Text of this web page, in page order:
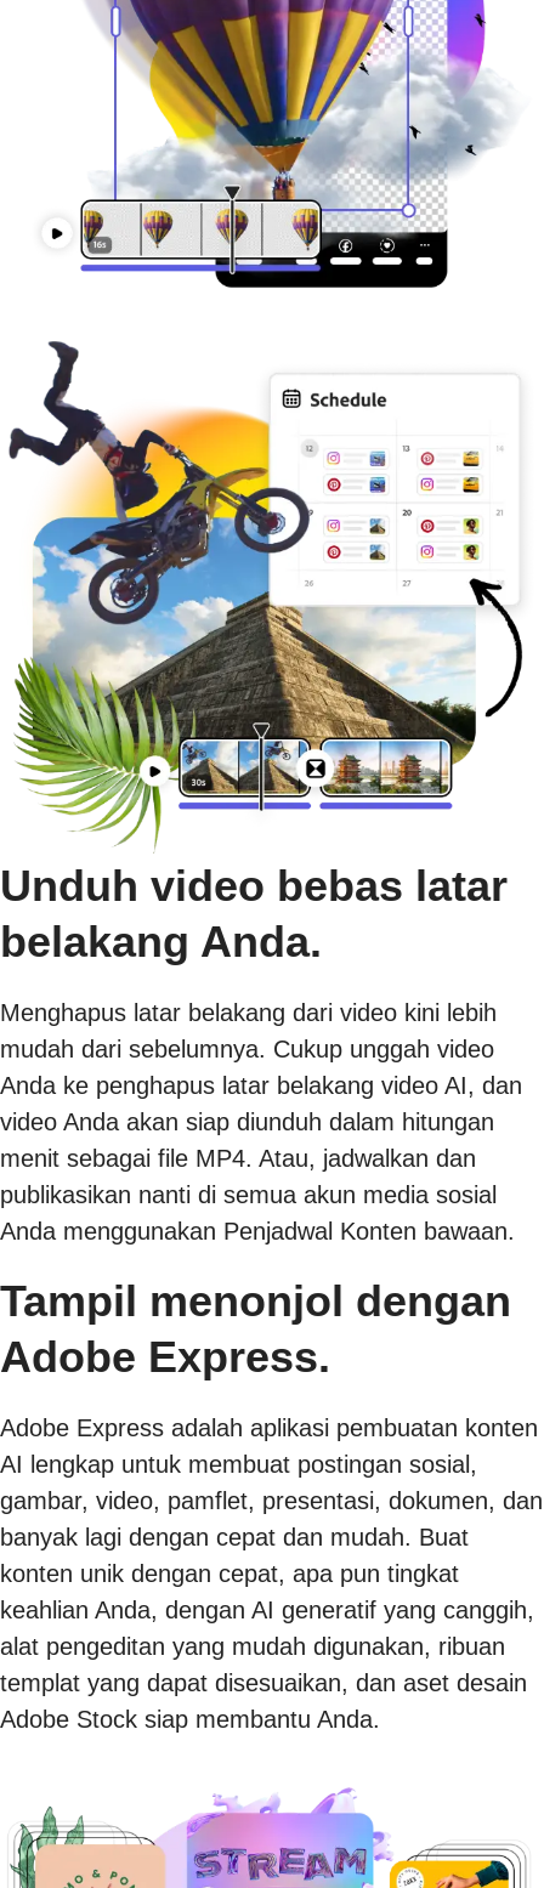
Unduh video bebas latar
belakang Anda.
Menghapus latar belakang dari video kini lebih
mudah dari sebelumnya. Cukup unggah video
Anda ke penghapus latar belakang video AI, dan
video Anda akan siap diunduh dalam hitungan
menit sebagai file MP4. Atau, jadwalkan dan
publikasikan nanti di semua akun media sosial
Anda menggunakan Penjadwal Konten bawaan.
Tampil menonjol dengan
Adobe Express.
Adobe Express adalah aplikasi pembuatan konten
AI lengkap untuk membuat postingan sosial,
gambar, video, pamflet, presentasi, dokumen, dan
banyak lagi dengan cepat dan mudah. Buat
konten unik dengan cepat, apa pun tingkat
keahlian Anda, dengan AI generatif yang canggih,
alat pengeditan yang mudah digunakan, ribuan
templat yang dapat disesuaikan, dan aset desain
Adobe Stock siap membantu Anda.